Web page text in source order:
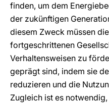
finden, um dem
der zukünftigen
diesem Zweck müssen
fortgeschrittenen
Verhaltensweisen zu
geprägt sind, indem sie
reduzieren und die
Zugleich ist es